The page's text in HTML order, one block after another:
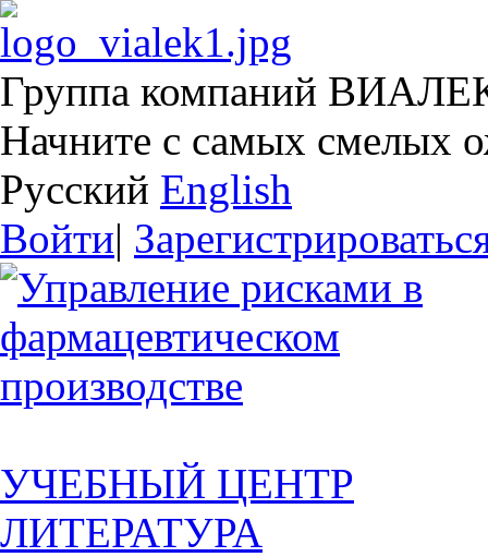
Группа компаний
Начните с самых смелых
Русский English
Войти|
УЧЕБНЫЙ ЦЕНТР
ЛИТЕРАТУРА